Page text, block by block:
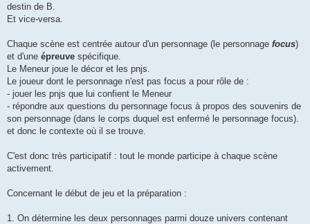
destin de B.
Et vice-versa.
Chaque scène est centrée autour d'un personnage (le personnage focus)
et d'une épreuve spécifique.
Le Meneur joue le décor et les pnjs.
Le joueur dont le personnage n'est pas focus a pour rôle de :
- jouer les pnjs que lui confient le Meneur
- répondre aux questions du personnage focus à propos des souvenirs de
son personnage (dans le corps duquel est enfermé le personnage focus).
et donc le contexte où il se trouve.
C'est donc très participatif : tout le monde participe à chaque scène
activement.
Concernant le début de jeu et la préparation :
1. On détermine les deux personnages parmi douze univers contenant